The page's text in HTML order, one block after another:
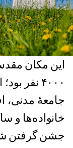
این مکان
۴۰۰۰ نفر
جامعۀ مدنی،
خانواده‌ها و
جشن گرفتن